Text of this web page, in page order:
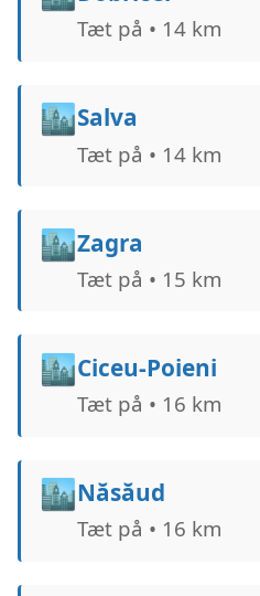
Tæt på • 14 km
🏙️Salva
Tæt på • 14 km
🏙️Zagra
Tæt på • 15 km
🏙️Ciceu-Poieni
Tæt på • 16 km
🏙️Năsăud
Tæt på • 16 km